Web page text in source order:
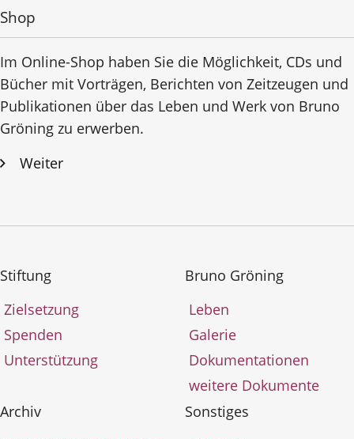
Shop
Im Online-Shop haben Sie die Möglichkeit, CDs und
Bücher mit Vorträgen, Berichten von Zeitzeugen und
Publikationen über das Leben und Werk von Bruno
Gröning zu erwerben.
Weiter
Stiftung
Zielsetzung
Spenden
Unterstützung
Bruno Gröning
Leben
Galerie
Dokumentationen
weitere Dokumente
Archiv
Sonstiges